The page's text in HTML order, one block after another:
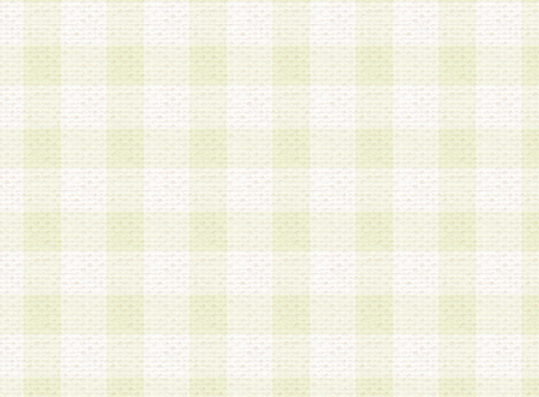
のとします。
第5条 会員の登録情報
1.当社は、会員の登録情報に含まれる氏名・住所
アドレス等会員個人を識別できる情報を当社が別
シーポリシー
」に基づき適切に取り扱うものとし
は、当該個人情報を以下の各号に定める目的に利
す。なお、これら事項以外の目的で個人情報を利
かじめ会員の同意を得たうえで利用するものとし
a.本サービスの実施または運営
b.本サービスに係る謝礼、景品、調査サンプル品
c.会員からの電話、メール等の問い合わせなどへ
d.その他これらに付随する業務